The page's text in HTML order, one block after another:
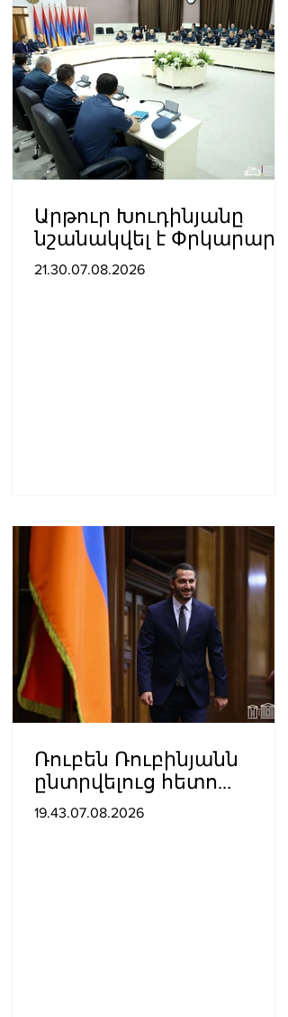
Արթուր Խուդինյանը
նշանակվել է Փրկարար
ծառայության տնօրենի
21.30.07.08.2026
Ռուբեն Ռուբինյանն
ընտրվելուց հետո
դարձել է աշխարհի
19.43.07.08.2026